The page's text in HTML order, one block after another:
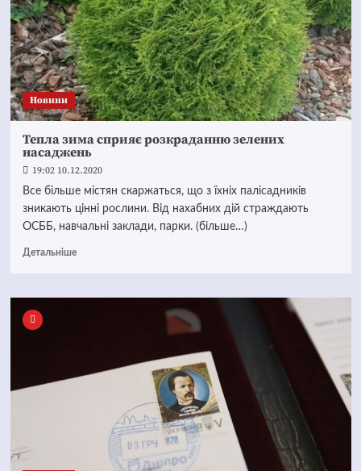
Новини
Тепла зима сприяє розкраданню зелених
насаджень
19:02 10.12.2020
Все більше містян скаржаться, що з їхніх палісадників
зникають цінні рослини. Від нахабних дій страждають
ОСББ, навчальні заклади, парки. (більше…)
Детальніше